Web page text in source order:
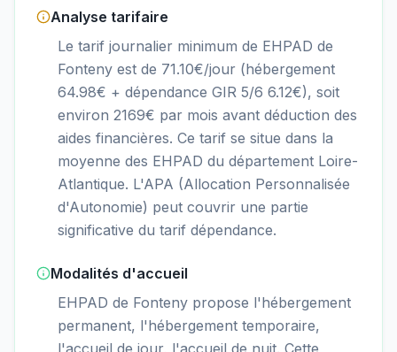
Analyse tarifaire
Le tarif journalier minimum de EHPAD de
Fonteny est de 71.10€/jour (hébergement
64.98€ + dépendance GIR 5/6 6.12€), soit
environ 2169€ par mois avant déduction des
aides financières. Ce tarif se situe dans la
moyenne des EHPAD du département Loire-
Atlantique. L'APA (Allocation Personnalisée
d'Autonomie) peut couvrir une partie
significative du tarif dépendance.
Modalités d'accueil
EHPAD de Fonteny propose l'hébergement
permanent, l'hébergement temporaire,
l'accueil de jour, l'accueil de nuit. Cette